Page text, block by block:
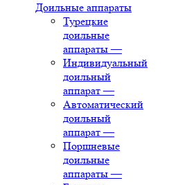
Доильные аппараты
Турецкие
доильные
аппараты —
Индивидуальный
доильный
аппарат —
Автоматический
доильный
аппарат —
Поршневые
доильные
аппараты —